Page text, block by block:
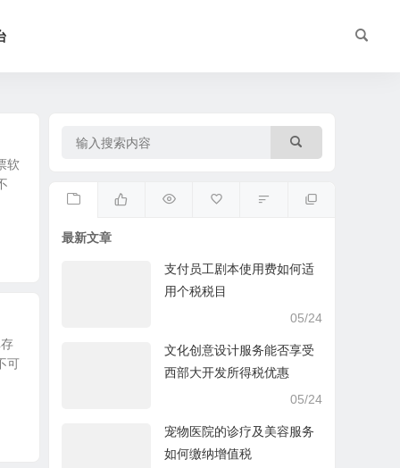
软
可
最新文章
支付员工剧本使用费如何适
用个税税目
05/24
文化创意设计服务能否享受
西部大开发所得税优惠
05/24
宠物医院的诊疗及美容服务
如何缴纳增值税